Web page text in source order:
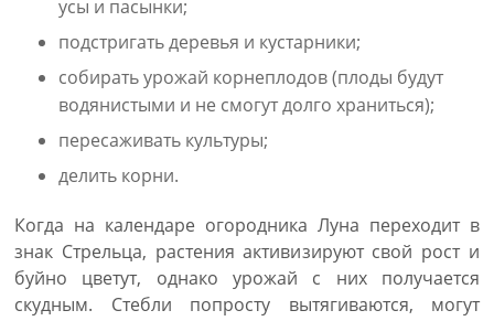
усы и пасынки;
подстригать деревья и кустарники;
собирать урожай корнеплодов (плоды будут
водянистыми и не смогут долго храниться);
пересаживать культуры;
делить корни.
Когда на календаре огородника Луна переходит в
знак Стрельца, растения активизируют свой рост и
буйно цветут, однако урожай с них получается
скудным. Стебли попросту вытягиваются, могут